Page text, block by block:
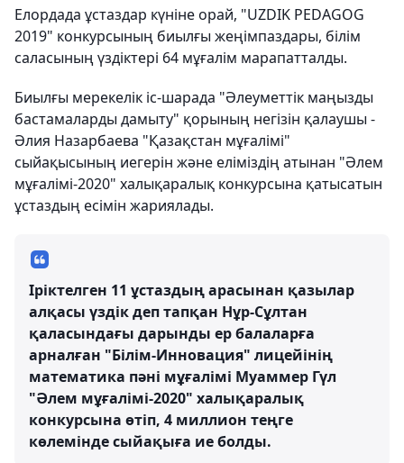
Елордада ұстаздар күніне орай, "UZDIK PEDAGOG
2019" конкурсының биылғы жеңімпаздары, білім
саласының үздіктері 64 мұғалім марапатталды.
Биылғы мерекелік іс-шарада "Әлеуметтік маңызды
бастамаларды дамыту" қорының негізін қалаушы -
Әлия Назарбаева "Қазақстан мұғалімі"
сыйақысының иегерін және еліміздің атынан "Әлем
мұғалімі-2020" халықаралық конкурсына қатысатын
ұстаздың есімін жариялады.
Іріктелген 11 ұстаздың арасынан қазылар
алқасы үздік деп тапқан Нұр-Сұлтан
қаласындағы дарынды ер балаларға
арналған "Білім-Инновация" лицейінің
математика пәні мұғалімі Муаммер Гүл
"Әлем мұғалімі-2020" халықаралық
конкурсына өтіп, 4 миллион теңге
көлемінде сыйақыға ие болды.